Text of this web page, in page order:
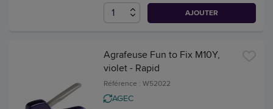
AJOUTER
Agrafeuse Fun to Fix M10Y,
violet - Rapid
Référence : W52022
AGEC